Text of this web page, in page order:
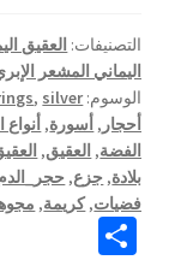
التصنيفات: العقيق
اليماني المشعر
الوسوم:
, silver
أحجار , أسورة, أنواع
الفضة, العقيق,
بلادة, جزع,
فضيات,كريمة,
S